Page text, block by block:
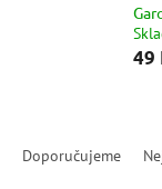
49
Doporučujeme